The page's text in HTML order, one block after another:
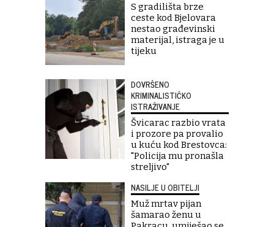
S gradilišta brze
ceste kod Bjelovara
nestao građevinski
materijal, istraga je u
tijeku
DOVRŠENO
KRIMINALISTIČKO
ISTRAŽIVANJE
Švicarac razbio vrata
i prozore pa provalio
u kuću kod Brestovca:
"Policija mu pronašla
streljivo"
NASILJE U OBITELJI
Muž mrtav pijan
šamarao ženu u